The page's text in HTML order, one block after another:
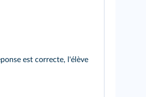
est correcte, l'élève